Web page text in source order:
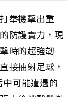
拳機擊出重
防護實力，現
時的超強韌
接抽射足球，
可能遭遇的